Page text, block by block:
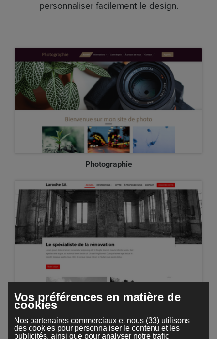
personnaliser facilement le design.
Photographie
Professionnal
Vos préférences en matière de
cookies
Nos partenaires commerciaux et nous (33) utilisons
des cookies pour personnaliser le contenu et les
publicités, ainsi que pour analyser notre trafic.